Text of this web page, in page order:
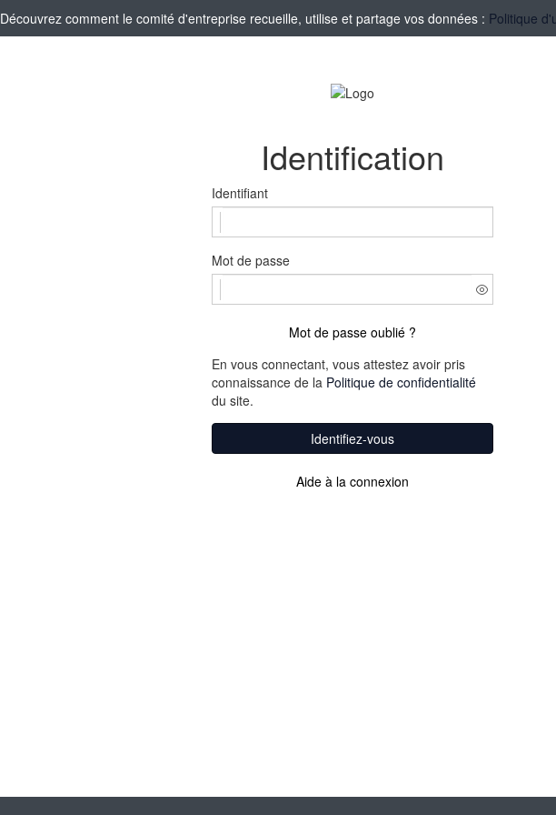
Découvrez comment le comité d'entreprise recueille, utilise et partage vos données : Politique
Identification
Identifiant
Mot de passe
Mot de passe oublié ?
En vous connectant, vous attestez avoir pris
connaissance de la Politique de confidentialité
du site.
Identifiez-vous
Aide à la connexion